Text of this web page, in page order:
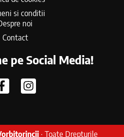
si conditii
noi
Contact
pe Social Media!
· Toate Drepturile